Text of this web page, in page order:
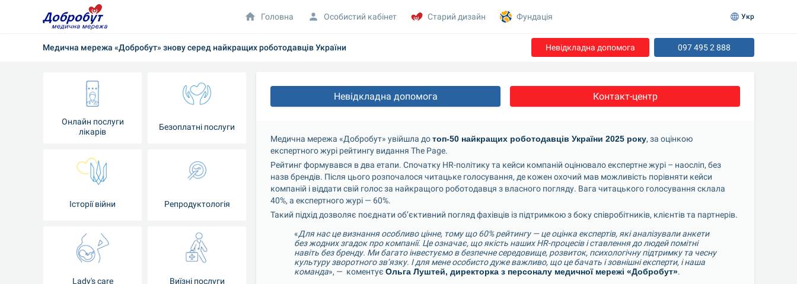
Медична мережа «Добробут» знову серед найкращих роботодавців України Невідкладна допомога 097 495 2 888
Онлайн послуги
лікарів
Безоплатні послуги
Історії війни Репродуктологія
Lady's care Виїзні послуги
Невідкладна допомога Контакт-центр
Медична мережа «Добробут» увійшла до топ-50 найкращих роботодавців України 2025 року, за оцінкою
експертного журі рейтингу видання The Page.
Рейтинг формувався в два етапи. Спочатку HR-політику та кейси компаній оцінювало експертне журі – наосліп, без
назв брендів. Після цього розпочалося читацьке голосування, де кожен охочий мав можливість порівняти кейси
компаній і віддати свій голос за найкращого роботодавця з власного погляду. Вага читацького голосування склала
40%, а експертного журі — 60%.
Такий підхід дозволяє поєднати об’єктивний погляд фахівців із підтримкою з боку співробітників, клієнтів та партнерів.
«Для нас це визнання особливо цінне, тому що 60% рейтингу — це оцінка експертів, які аналізували анкети
без жодних згадок про компанії. Це означає, що якість наших HR-процесів і ставлення до людей помітні
навіть без бренду. Ми багато інвестуємо в безпечне середовище, розвиток, психологічну підтримку та чесну
культуру зворотного зв’язку. І для мене особисто дуже важливо, що це бачать і зовнішні експерти, і наша
команда», —  коментує Ольга Луштей, директорка з персоналу медичної мережі «Добробут».
Головна Особистий кабінет Старий дизайн Фундація Укр